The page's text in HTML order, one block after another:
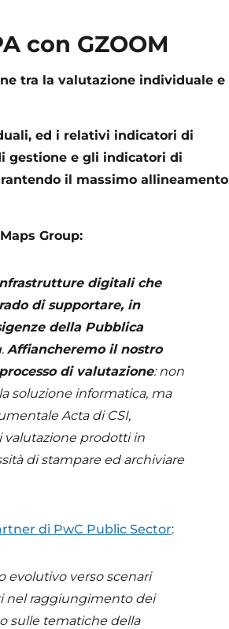
con GZOOM
tra la valutazione individuale e
ed i relativi indicatori di
gestione e gli indicatori di
il massimo allineamento
Group:
digitali che
di supportare, in
della Pubblica
Affiancheremo il nostro
di valutazione: non
soluzione informatica, ma
Acta di CSI,
valutazione prodotti in
di stampare ed archiviare
di PwC Public Sector:
evolutivo verso scenari
nel raggiungimento dei
sulle tematiche della